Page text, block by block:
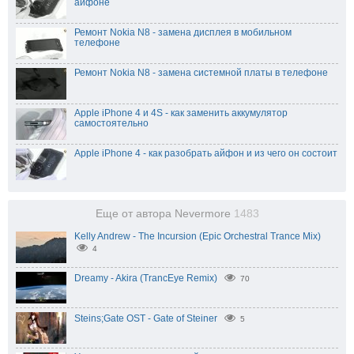
айфоне
Ремонт Nokia N8 - замена дисплея в мобильном
телефоне
Ремонт Nokia N8 - замена системной платы в телефоне
Apple iPhone 4 и 4S - как заменить аккумулятор
самостоятельно
Apple iPhone 4 - как разобрать айфон и из чего он состоит
Еще от автора Nevermore 1483
Kelly Andrew - The Incursion (Epic Orchestral Trance Mix)
4
Dreamy - Akira (TrancEye Remix) 70
Steins;Gate OST - Gate of Steiner 5